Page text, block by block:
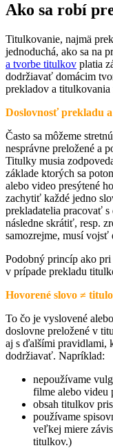
Ako sa robí
Titulkovanie, najmä
jednoduchá, ako sa na
a tvorbe titulkov platia
dodržiavať domácim
prekladov a
Doslovnosť prekladu
Často sa môžeme
nesprávne preložené a
Titulky musia
základe ktorých sa
alebo video presýtené
zachytiť každé jedno
prekladatelia pracovať s
následne skrátiť, resp.
samozrejme, musí
Podobný princíp ako
v prípade prekladu
Hovorené slovo ≠
To čo je vyslovené
doslovne preložené v
aj s ďalšími pravidlami,
dodržiavať. Napríklad:
nepoužívame
filme alebo videu
obsah titulkov
používame
veľkej miere
titulkov.)